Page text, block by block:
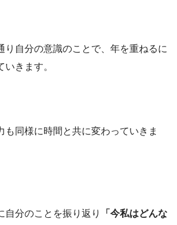
り自分の意識のことで、年を重ねるに
きます。
も同様に時間と共に変わっていきま
自分のことを振り返り
「今私はどんな